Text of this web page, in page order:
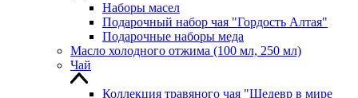
Наборы масел
Подарочный набор чая "Гордость Алтая"
Подарочные наборы меда
Масло холодного отжима (100 мл, 250 мл)
Чай
Коллекция травяного чая "Шедевр в мире